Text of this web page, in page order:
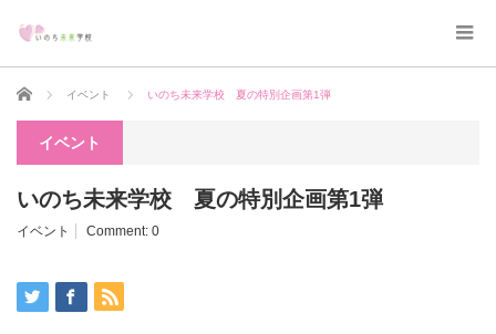
Home イベント いのち未来学校 夏の特別企画第1弾
イベント
いのち未来学校 夏の特別企画第1弾
イベント Comment: 0